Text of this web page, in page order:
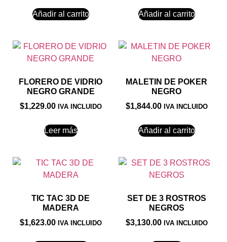
Añadir al carrito Añadir al carrito
FLORERO DE VIDRIO
NEGRO GRANDE
$1,229.00 IVA INCLUIDO
Leer más
MALETIN DE POKER
NEGRO
$1,844.00 IVA INCLUIDO
Añadir al carrito
TIC TAC 3D DE
MADERA
$1,623.00 IVA INCLUIDO
SET DE 3 ROSTROS
NEGROS
$3,130.00 IVA INCLUIDO